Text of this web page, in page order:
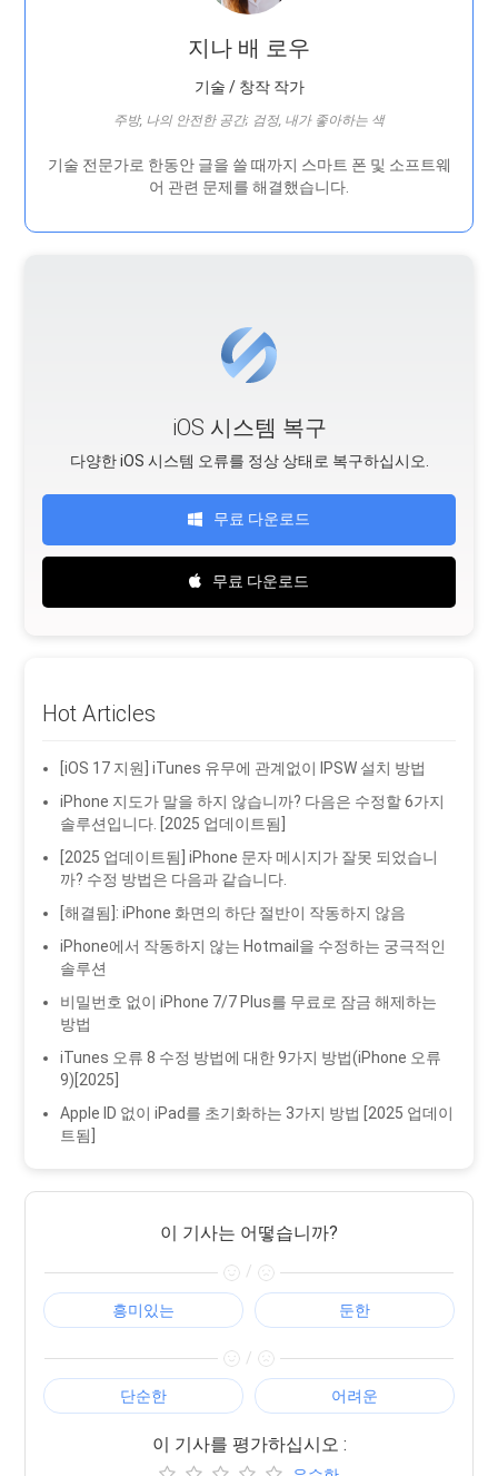
지나 배 로우
기술 / 창작 작가
주방, 나의 안전한 공간; 검정, 내가 좋아하는 색
기술 전문가로 한동안 글을 쓸 때까지 스마트 폰 및 소프트웨
어 관련 문제를 해결했습니다.
iOS 시스템 복구
다양한 iOS 시스템 오류를 정상 상태로 복구하십시오.
무료 다운로드
무료 다운로드
Hot Articles
[iOS 17 지원] iTunes 유무에 관계없이 IPSW 설치 방법
iPhone 지도가 말을 하지 않습니까? 다음은 수정할 6가지
솔루션입니다. [2025 업데이트됨]
[2025 업데이트됨] iPhone 문자 메시지가 잘못 되었습니
까? 수정 방법은 다음과 같습니다.
[해결됨]: iPhone 화면의 하단 절반이 작동하지 않음
iPhone에서 작동하지 않는 Hotmail을 수정하는 궁극적인
솔루션
비밀번호 없이 iPhone 7/7 Plus를 무료로 잠금 해제하는
방법
iTunes 오류 8 수정 방법에 대한 9가지 방법(iPhone 오류
9)[2025]
Apple ID 없이 iPad를 초기화하는 3가지 방법 [2025 업데이
트됨]
이 기사는 어떻습니까?
/
흥미있는 둔한
/
단순한 어려운
이 기사를 평가하십시오 :